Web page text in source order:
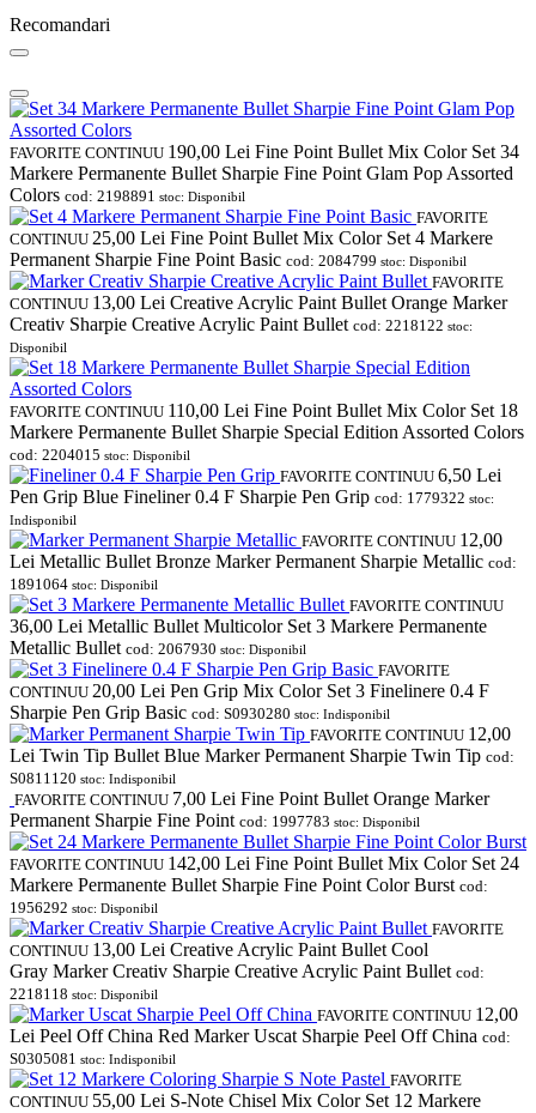
Recomandari
FAVORITE CONTINUU 190,00 Lei Fine Point Bullet Mix Color Set 34
Markere Permanente Bullet Sharpie Fine Point Glam Pop Assorted
Colors cod: 2198891 stoc: Disponibil
FAVORITE
CONTINUU 25,00 Lei Fine Point Bullet Mix Color Set 4 Markere
Permanent Sharpie Fine Point Basic cod: 2084799 stoc: Disponibil
FAVORITE
CONTINUU 13,00 Lei Creative Acrylic Paint Bullet Orange Marker
Creativ Sharpie Creative Acrylic Paint Bullet cod: 2218122 stoc:
Disponibil
FAVORITE CONTINUU 110,00 Lei Fine Point Bullet Mix Color Set 18
Markere Permanente Bullet Sharpie Special Edition Assorted Colors
cod: 2204015 stoc: Disponibil
FAVORITE CONTINUU 6,50 Lei
Pen Grip Blue Fineliner 0.4 F Sharpie Pen Grip cod: 1779322 stoc:
Indisponibil
FAVORITE CONTINUU 12,00
Lei Metallic Bullet Bronze Marker Permanent Sharpie Metallic cod:
1891064 stoc: Disponibil
FAVORITE CONTINUU
36,00 Lei Metallic Bullet Multicolor Set 3 Markere Permanente
Metallic Bullet cod: 2067930 stoc: Disponibil
FAVORITE
CONTINUU 20,00 Lei Pen Grip Mix Color Set 3 Finelinere 0.4 F
Sharpie Pen Grip Basic cod: S0930280 stoc: Indisponibil
FAVORITE CONTINUU 12,00
Lei Twin Tip Bullet Blue Marker Permanent Sharpie Twin Tip cod:
S0811120 stoc: Indisponibil
FAVORITE CONTINUU 7,00 Lei Fine Point Bullet Orange Marker
Permanent Sharpie Fine Point cod: 1997783 stoc: Disponibil
FAVORITE CONTINUU 142,00 Lei Fine Point Bullet Mix Color Set 24
Markere Permanente Bullet Sharpie Fine Point Color Burst cod:
1956292 stoc: Disponibil
FAVORITE
CONTINUU 13,00 Lei Creative Acrylic Paint Bullet Cool
Gray Marker Creativ Sharpie Creative Acrylic Paint Bullet cod:
2218118 stoc: Disponibil
FAVORITE CONTINUU 12,00
Lei Peel Off China Red Marker Uscat Sharpie Peel Off China cod:
S0305081 stoc: Indisponibil
FAVORITE
CONTINUU 55,00 Lei S-Note Chisel Mix Color Set 12 Markere